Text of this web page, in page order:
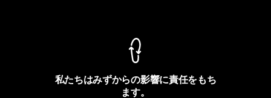
私たちはみずからの影響に責任をもち
ます。